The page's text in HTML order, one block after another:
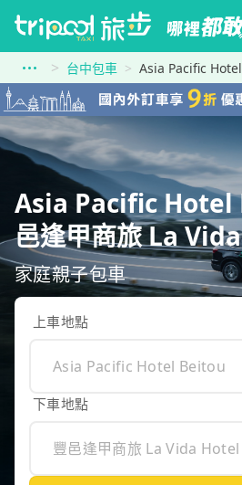
台中包車 Asia Pacific Hotel
Asia Pacific
邑逢甲商旅 La
家庭親子包車
上車地點
下車地點